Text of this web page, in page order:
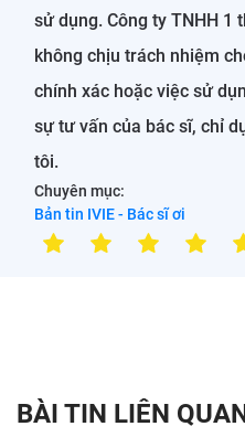
sử dụng. Công ty TNHH 1
không chịu trách nhiệm
chính xác hoặc việc sử
sự tư vấn của bác sĩ, chỉ
tôi.
Chuyên mục:
Bản tin IVIE - Bác sĩ ơi
BÀI TIN LIÊN